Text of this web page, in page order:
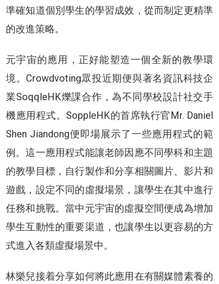
準確知道個別學生的學習成效，從而制定更精準
的改進策略。
元宇宙的應用，正好能塑造一個全新的教學環
境。Crowdvoting眾投近期便與著名資訊科技企
業SoqqleHK爍課合作，為不同學校設計社交手
機應用程式。SoppleHK的首席執行官Mr. Daniel
Shen Jiandong便即場展示了一些應用程式的範
例。這一應用程式能讓老師因應不同學科和主題
的教學目標，自行製作和分享相關圖片、影片和
遊戲，設定不同的虛擬場景，讓學生在其中進行
任務和挑戰。當中元宇宙的虛擬空間便成為增加
學生互動性的重要渠道，也讓學生以更容易的方
式進入各類虛擬場景中。
林樂兒接着分享如何將此應用在有關媒體素養的